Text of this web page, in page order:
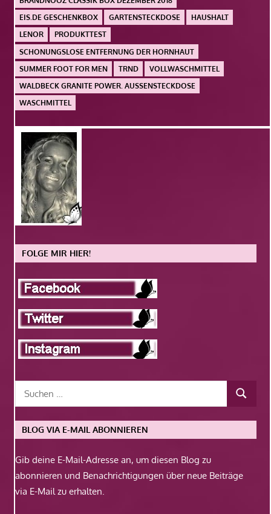
EIS.DE GESCHENKBOX
GARTENSTECKDOSE
HAUSHALT
LENOR
PRODUKTTEST
SCHONUNGSLOSE ENTFERNUNG DER HORNHAUT
SUMMER FOOT FOR MEN
TRND
VOLLWASCHMITTEL
WALDBECK GRANITE POWER. AUSSENSTECKDOSE
WASCHMITTEL
FOLGE MIR HIER!
BLOG VIA E-MAIL ABONNIEREN
Gib deine E-Mail-Adresse an, um diesen Blog zu
abonnieren und Benachrichtigungen über neue Beiträge
via E-Mail zu erhalten.